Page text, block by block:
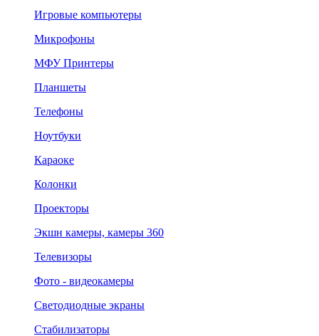
Игровые компьютеры
Микрофоны
МФУ Принтеры
Планшеты
Телефоны
Ноутбуки
Караоке
Колонки
Проекторы
Экшн камеры, камеры 360
Телевизоры
Фото - видеокамеры
Светодиодные экраны
Стабилизаторы